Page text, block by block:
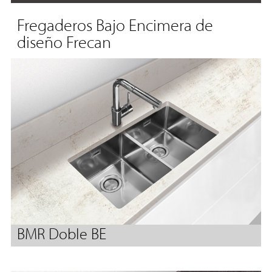
Fregaderos Bajo Encimera de
diseño Frecan
BMR Doble BE